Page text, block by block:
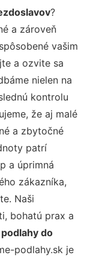
?
a zároveň
vašim
a ozvite sa
nielen na
kontrolu
že aj malé
a zbytočné
patrí
a úprimná
zákazníka,
Naši
bohatú prax a
do
podlahy.sk je